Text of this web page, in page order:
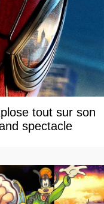
tout sur son
spectacle